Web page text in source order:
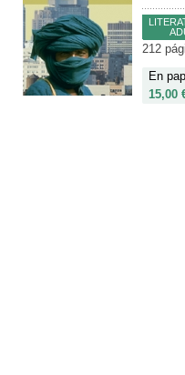
212
En
15,00